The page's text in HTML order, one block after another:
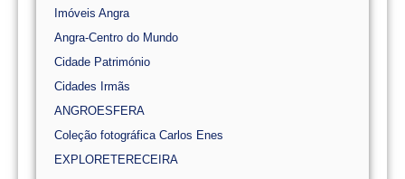
Imóveis Angra
Angra-Centro do Mundo
Cidade Património
Cidades Irmãs
ANGROESFERA
Coleção fotográfica Carlos Enes
EXPLORETERECEIRA